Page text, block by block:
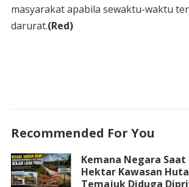
masyarakat apabila sewaktu-waktu
darurat.(Red)
Recommended For You
Kemana Negara Saat
Hektar Kawasan
Temajuk Diduga